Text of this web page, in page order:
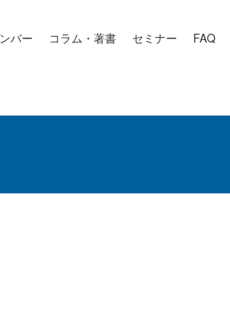
バー コラム・著書 セミナー FAQ